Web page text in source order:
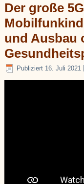
Der große
und Ausbau
Publiziert 16. Juli 2021